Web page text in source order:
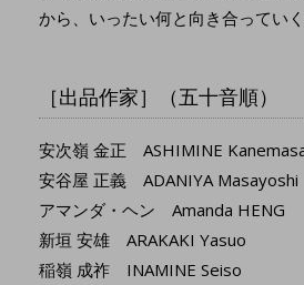
から、いったい何と向き合ってい
［出品作家］（五十音順）
安次嶺 金正 ASHIMINE
安谷屋 正義 ADANIYA Masayoshi
アマンダ・ヘン Amanda HENG
新垣 安雄 ARAKAKI Yasuo
稲嶺 成祚 INAMINE Seiso